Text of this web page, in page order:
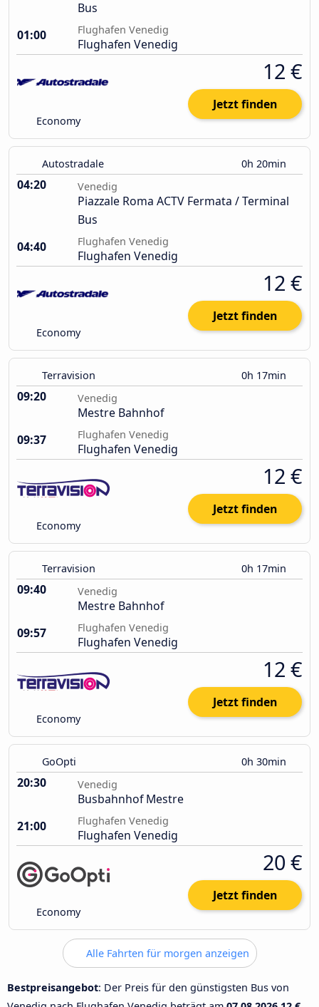
Bus
01:00
Flughafen Venedig
Flughafen Venedig
Economy
12 €
Jetzt finden
Autostradale 0h 20min
04:20 Venedig
Piazzale Roma ACTV Fermata / Terminal
Bus
04:40
Flughafen Venedig
Flughafen Venedig
Economy
12 €
Jetzt finden
Terravision 0h 17min
09:20 Venedig
Mestre Bahnhof
09:37
Flughafen Venedig
Flughafen Venedig
Economy
12 €
Jetzt finden
Terravision 0h 17min
09:40 Venedig
Mestre Bahnhof
09:57
Flughafen Venedig
Flughafen Venedig
Economy
12 €
Jetzt finden
GoOpti 0h 30min
20:30 Venedig
Busbahnhof Mestre
21:00
Flughafen Venedig
Flughafen Venedig
Economy
20 €
Jetzt finden
Alle Fahrten für morgen anzeigen
Bestpreisangebot: Der Preis für den günstigsten Bus von